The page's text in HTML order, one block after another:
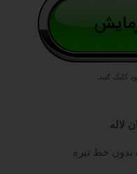
کلیک کنید.
لاله
بدون خط تیره